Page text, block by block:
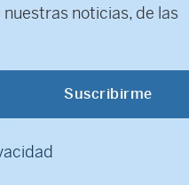
noticias, de las